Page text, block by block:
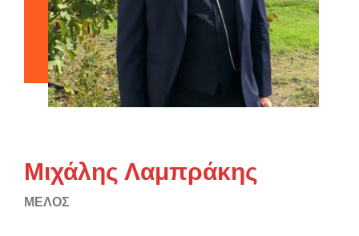
Μιχάλης Λαμπράκης
ΜΕΛΟΣ